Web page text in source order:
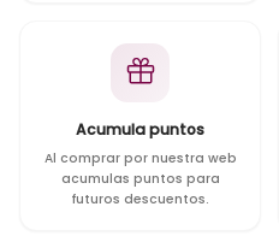
Acumula puntos
Al comprar por nuestra web
acumulas puntos para
futuros descuentos.